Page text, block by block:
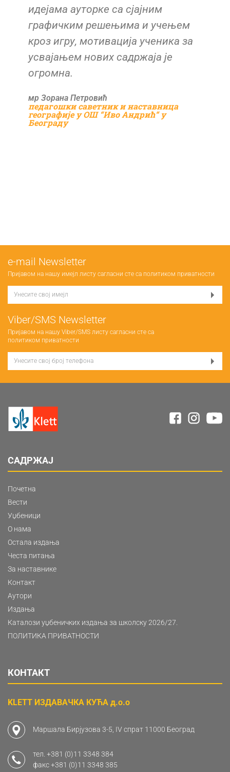
идејама ауторке са сјајним
графичким решењима и учењем
кроз игру, мотивација ученика за
усвајањем нових садржаја је
огромна.
мр Зорана Петровић
педагошки саветник и наставница
географије у ОШ “Иво Андрић“ у
Београду
е-mail Newsletter
Пријавом на нашу имејл листу сагласни сте са политиком приватности
Viber/SMS Newsletter
Пријавом на нашу Viber/SMS листу сагласни сте са
политиком приватности
САДРЖАЈ
Почетна
Вести
Уџбеници
О нама
Остала издања
Честа питања
За наставнике
Контакт
Аутори
Издања
Каталози уџбеничких издања за школску 2026/27.
ПОЛИТИКА ПРИВАТНОСТИ
КОНТАКТ
KLETT ИЗДАВАЧКА КУЋА д.о.о
Маршала Бирјузова 3-5, IV спрат 11000 Београд
тел. +381 (0)11 3348 384
факс+381 (0)11 3348 385